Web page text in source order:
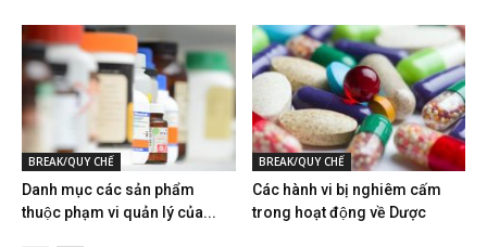
BREAK/QUY CHẾ
Danh mục các sản phẩm
thuộc phạm vi quản lý của...
BREAK/QUY CHẾ
Các hành vi bị nghiêm cấm
trong hoạt động về Dược